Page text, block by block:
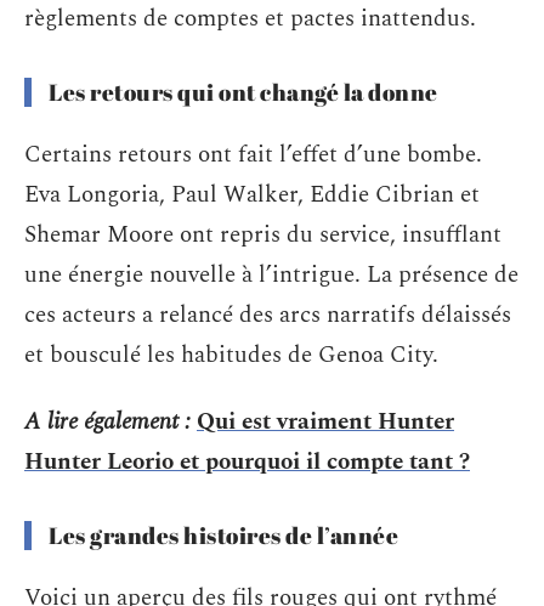
règlements de comptes et pactes inattendus.
Les retours qui ont changé la donne
Certains retours ont fait l’effet d’une bombe.
Eva Longoria, Paul Walker, Eddie Cibrian et
Shemar Moore ont repris du service, insufflant
une énergie nouvelle à l’intrigue. La présence de
ces acteurs a relancé des arcs narratifs délaissés
et bousculé les habitudes de Genoa City.
A lire également :Qui est vraiment Hunter
Hunter Leorio et pourquoi il compte tant ?
Les grandes histoires de l’année
Voici un aperçu des fils rouges qui ont rythmé